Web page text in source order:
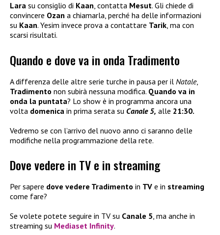
Lara su consiglio di Kaan, contatta Mesut. Gli chiede di
convincere Ozan a chiamarla, perché ha delle informazioni
su Kaan. Yesim invece prova a contattare Tarik, ma con
scarsi risultati.
Quando e dove va in onda Tradimento
A differenza delle altre serie turche in pausa per il Natale,
Tradimento non subirà nessuna modifica. Quando va in
onda la puntata? Lo show è in programma ancora una
volta domenica in prima serata su Canale 5, alle 21:30.
Vedremo se con l’arrivo del nuovo anno ci saranno delle
modifiche nella programmazione della rete.
Dove vedere in TV e in streaming
Per sapere dove vedere Tradimento in TV e in streaming
come fare?
Se volete potete seguire in TV su Canale 5, ma anche in
streaming su Mediaset Infinity.